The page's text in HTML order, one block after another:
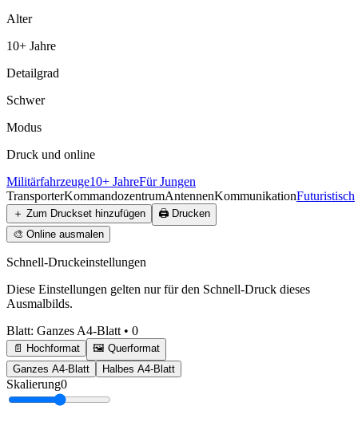
Alter
10+ Jahre
Detailgrad
Schwer
Modus
Druck und online
Militärfahrzeuge10+ JahreFür Jungen
TransporterKommandozentrumAntennenKommunikationFuturistisch
＋ Zum Druckset hinzufügen 🖨️ Drucken
🎨 Online ausmalen
Schnell-Druckeinstellungen
Diese Einstellungen gelten nur für den Schnell-Druck dieses
Ausmalbilds.
Blatt: Ganzes A4-Blatt • 0
📄 Hochformat
🖼️ Querformat
Ganzes A4-Blatt
Halbes A4-Blatt
Skalierung0